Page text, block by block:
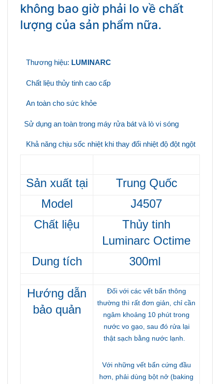
không bao giờ phải lo về chất
lượng của sản phẩm nữa.
Thương hiệu: LUMINARC
Chất liệu thủy tinh cao cấp
An toàn cho sức khỏe
Sử dụng an toàn trong máy rửa bát và lò vi sóng
Khả năng chịu sốc nhiệt khi thay đổi nhiệt độ đột ngột
Sản xuất tại
Trung Quốc
Model
J4507
Chất liệu
Thủy tinh
Luminarc Octime
Dung tích 300ml
Hướng dẫn
bảo quản
Đối với các vết bẩn thông
thường thì rất đơn giản, chỉ cần
ngâm khoảng 10 phút trong
nước vo gạo, sau đó rửa lại
thật sạch bằng nước lạnh.
Với những vết bẩn cứng đầu
hơn, phải dùng bột nở (baking